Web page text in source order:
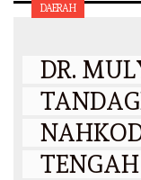
DAERAH
DR.